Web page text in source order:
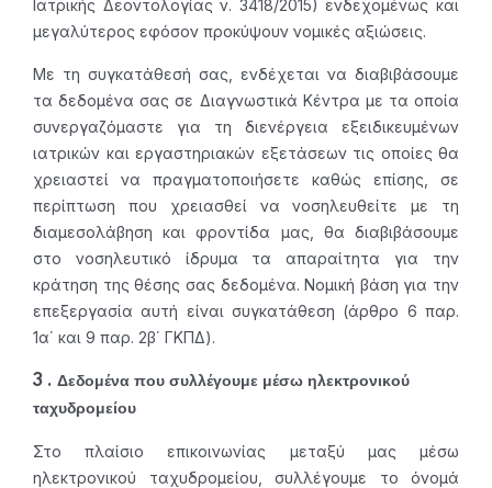
Ιατρικής Δεοντολογίας ν. 3418/2015) ενδεχομένως και
μεγαλύτερος εφόσον προκύψουν νομικές αξιώσεις.
Με τη συγκατάθεσή σας, ενδέχεται να διαβιβάσουμε
τα δεδομένα σας σε Διαγνωστικά Κέντρα με τα οποία
συνεργαζόμαστε για τη διενέργεια εξειδικευμένων
ιατρικών και εργαστηριακών εξετάσεων τις οποίες θα
χρειαστεί να πραγματοποιήσετε καθώς επίσης, σε
περίπτωση που χρειασθεί να νοσηλευθείτε με τη
διαμεσολάβηση και φροντίδα μας, θα διαβιβάσουμε
στο νοσηλευτικό ίδρυμα τα απαραίτητα για την
κράτηση της θέσης σας δεδομένα. Νομική βάση για την
επεξεργασία αυτή είναι συγκατάθεση (άρθρο 6 παρ.
1α΄ και 9 παρ. 2β΄ ΓΚΠΔ).
3 . Δεδομένα που συλλέγουμε μέσω ηλεκτρονικού
ταχυδρομείου
Στο πλαίσιο επικοινωνίας μεταξύ μας μέσω
ηλεκτρονικού ταχυδρομείου, συλλέγουμε το όνομά